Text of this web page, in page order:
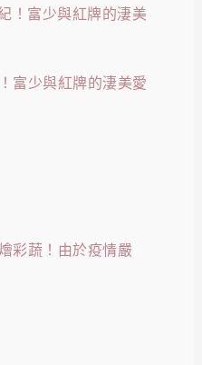
富少與紅牌的淒美愛
彩蔬！由於疫情嚴